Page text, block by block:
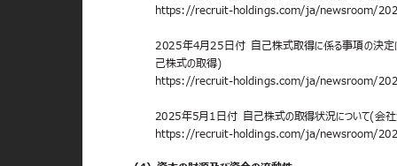
https://recruit-holdings.com/ja/newsroom/
2025年4月25日付 自己株式取得に係る事項の決定
己株式の取得)
https://recruit-holdings.com/ja/newsroom/
2025年5月1日付 自己株式の取得状況について(会
https://recruit-holdings.com/ja/newsroom/